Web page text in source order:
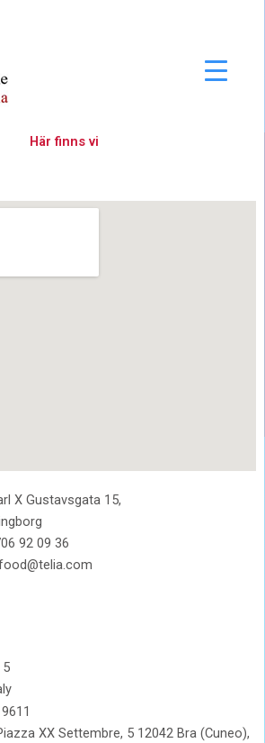
Här finns vi
X Gustavsgata 15,
92 09 36
5
XX Settembre, 5 12042 Bra (Cuneo),